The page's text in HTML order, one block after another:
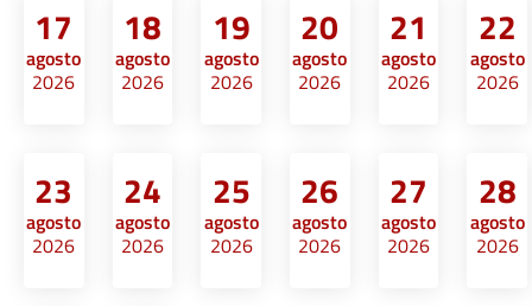
17
agosto
2026
18
agosto
2026
19
agosto
2026
20
agosto
2026
21
agosto
2026
22
agosto
2026
23
agosto
2026
24
agosto
2026
25
agosto
2026
26
agosto
2026
27
agosto
2026
28
agosto
2026